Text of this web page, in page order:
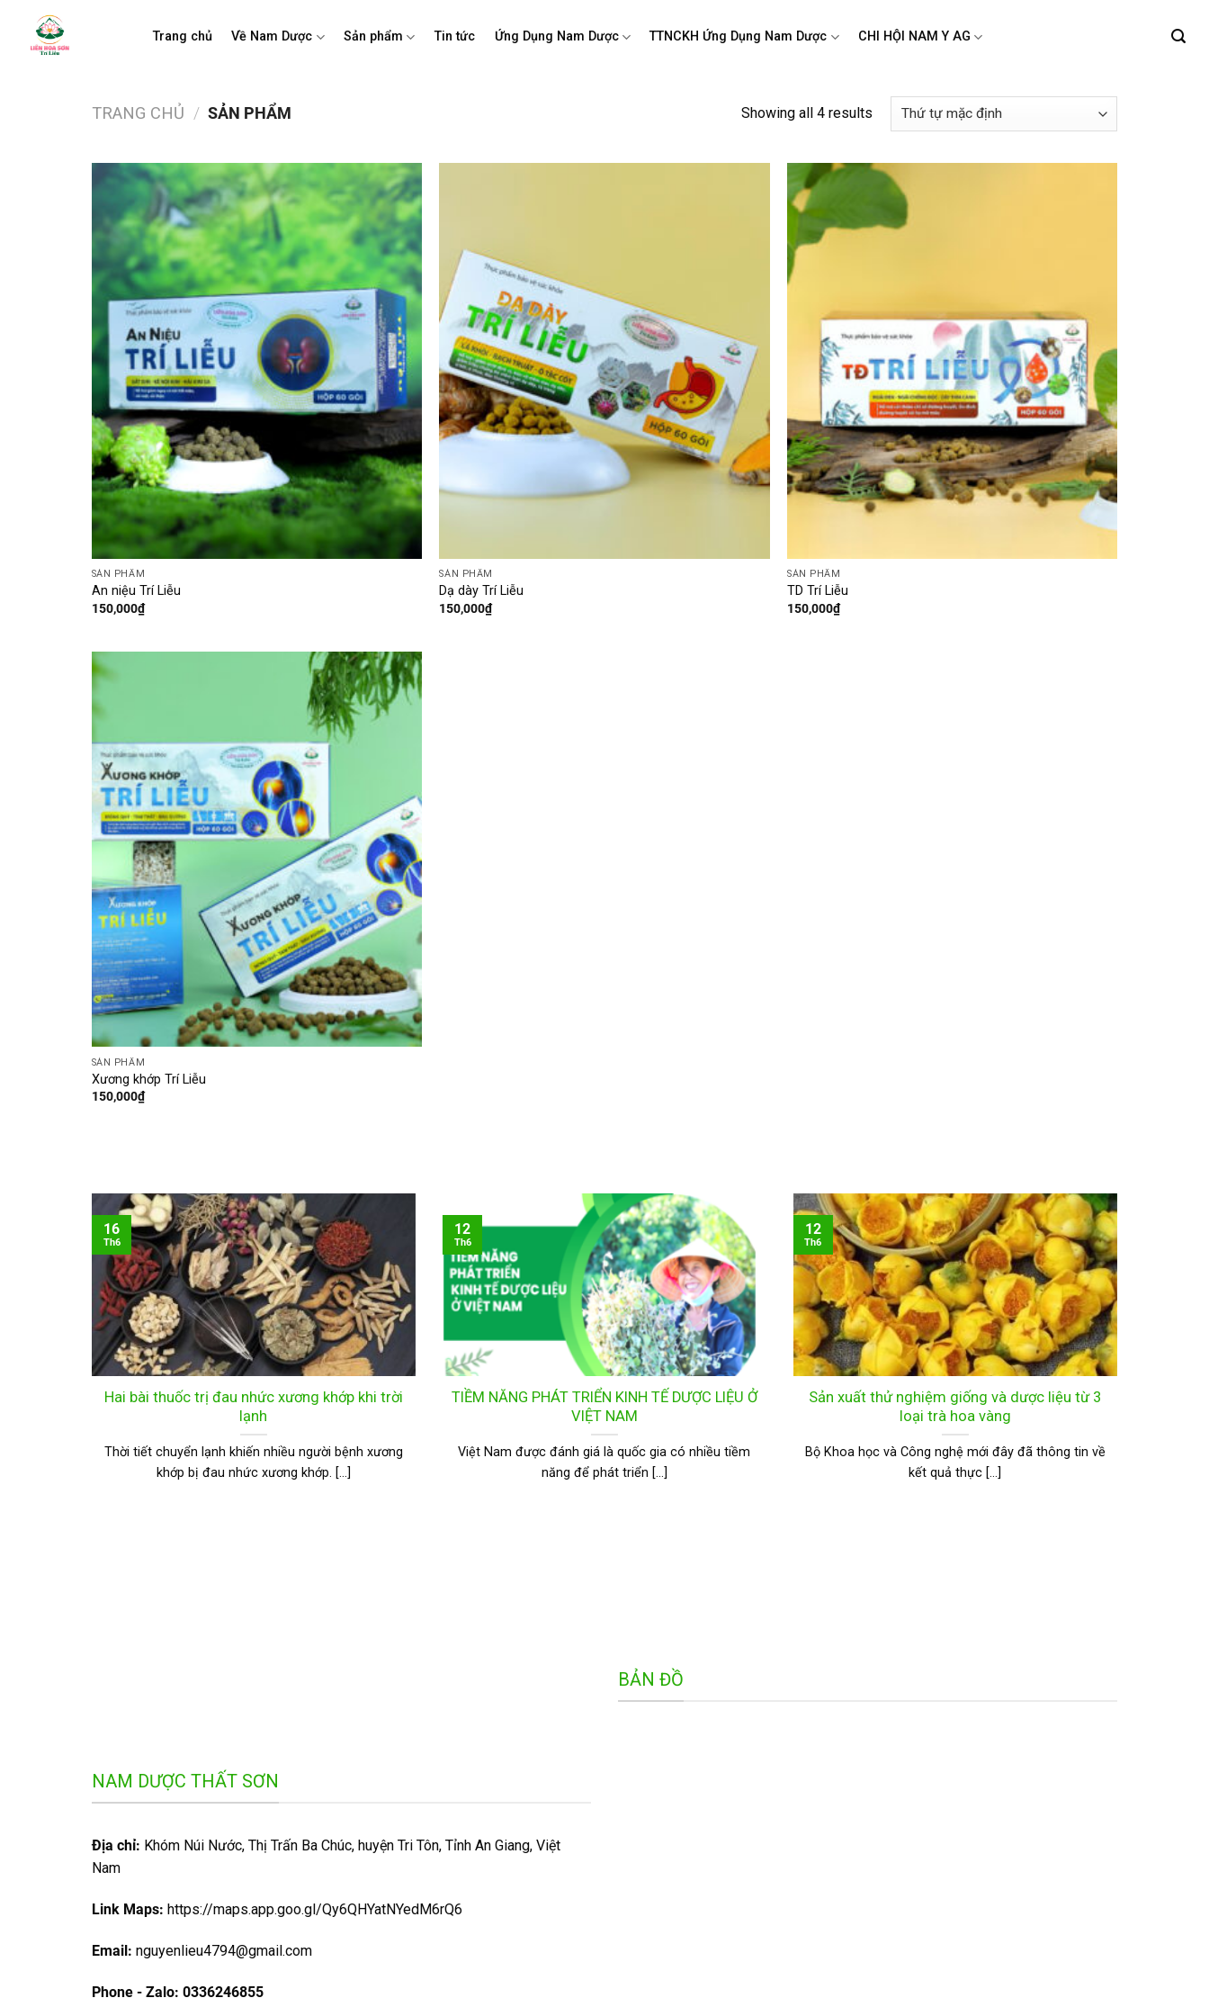
Trang chủ Về Nam Dược Sản phẩm Tin tức Ứng Dụng Nam Dược TTNCKH Ứng Dụng Nam Dược CHI HỘI NAM Y AG
TRANG CHỦ / SẢN PHẨM Showing all 4 results
SẢN PHẨM
An niệu Trí Liễu
150,000₫
SẢN PHẨM
Dạ dày Trí Liễu
150,000₫
SẢN PHẨM
TD Trí Liễu
150,000₫
SẢN PHẨM
Xương khớp Trí Liễu
150,000₫
Hai bài thuốc trị đau nhức xương khớp khi trời
lạnh
Thời tiết chuyển lạnh khiến nhiều người bệnh xương
khớp bị đau nhức xương khớp. [...]
16
Th6
TIỀM NĂNG PHÁT TRIỂN KINH TẾ DƯỢC LIỆU Ở
VIỆT NAM
Việt Nam được đánh giá là quốc gia có nhiều tiềm
năng để phát triển [...]
12
Th6
Sản xuất thử nghiệm giống và dược liệu từ 3
loại trà hoa vàng
Bộ Khoa học và Công nghệ mới đây đã thông tin về
kết quả thực [...]
12
Th6
NAM DƯỢC THẤT SƠN
Địa chỉ: Khóm Núi Nước, Thị Trấn Ba Chúc, huyện Tri Tôn, Tỉnh An Giang, Việt
Nam
Link Maps: https://maps.app.goo.gl/Qy6QHYatNYedM6rQ6
Email: nguyenlieu4794@gmail.com
Phone - Zalo: 0336246855
BẢN ĐỒ